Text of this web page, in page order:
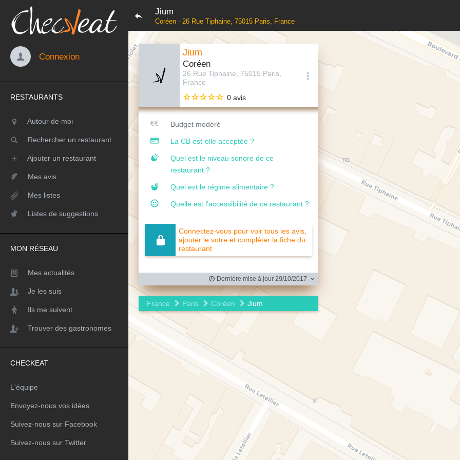
Jium
Coréen - 26 Rue Tiphaine, 75015 Paris, France
Connexion
RESTAURANTS
Autour de moi
Rechercher un restaurant
Ajouter un restaurant
Mes avis
Mes listes
Listes de suggestions
MON RÉSEAU
Mes actualités
Je les suis
Ils me suivent
Trouver des gastronomes
CHECKEAT
L'équipe
Envoyez-nous vos idées
Suivez-nous sur Facebook
Suivez-nous sur Twitter
Jium
Coréen
26 Rue Tiphaine, 75015 Paris,
France
0 avis
Budget modéré
La CB est-elle acceptée ?
Quel est le niveau sonore de ce
restaurant ?
Quel est le régime alimentaire ?
Quelle est l'accessibilité de ce restaurant ?
Connectez-vous pour voir tous les avis,
ajouter le votre et compléter la fiche du
restaurant
Dernière mise à jour 29/10/2017
France Paris Coréen Jium